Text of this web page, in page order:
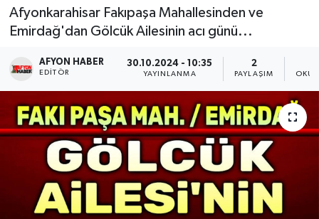
Afyonkarahisar Fakıpaşa Mahallesinden ve
Emirdağ'dan Gölcük Ailesinin acı günü...
AFYON HABER
EDITÖR
30.10.2024 - 10:35
YAYINLANMA
2
PAYLAŞIM
Eğitim
Ekonomi
Magazin
Etkinlikler